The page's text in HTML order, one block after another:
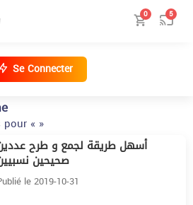
0 5
Se Connecter
« »
أسهل طريقة لجمع و طرح
صحيحين
le 2019-10-31